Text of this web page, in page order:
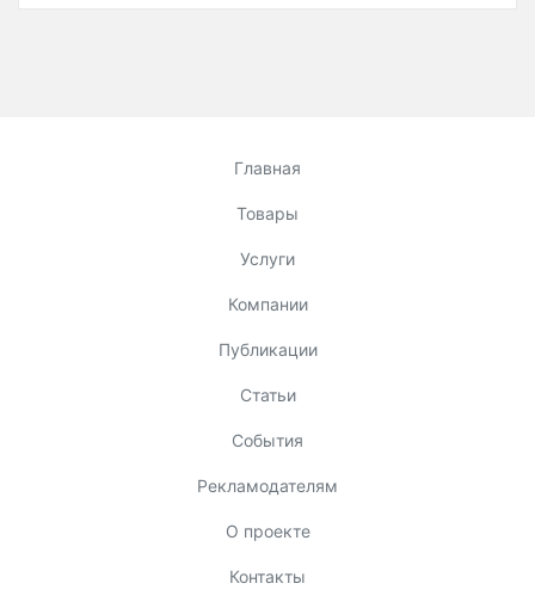
Главная
Товары
Услуги
Компании
Публикации
Статьи
События
Рекламодателям
О проекте
Контакты